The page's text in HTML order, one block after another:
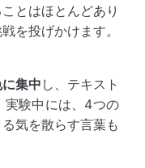
とはほとんどあり
を投げかけます。
集中 し、テキスト
実験中には、4つの
気を散らす言葉も